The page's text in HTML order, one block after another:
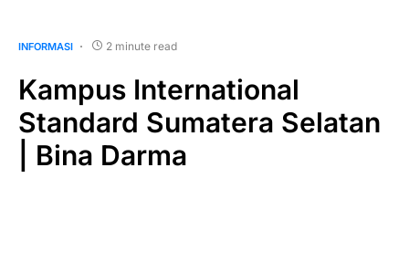
INFORMASI 2 minute read
Kampus International
Standard Sumatera Selatan
| Bina Darma